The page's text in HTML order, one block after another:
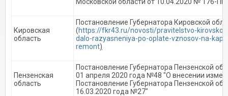
Кировская
область
Постановление Губернатора Кировской
(https://fkr43.ru/novosti/pravitelstvo-
dalo-razyasneniya-po-oplate-vznosov-na-
remont)
Пензенская
область
Постановление Губернатора Пензенской
01 апреля 2020 года №48 "О внесении
Постановление Губернатора Пензенской
16.03.2020 года №27"